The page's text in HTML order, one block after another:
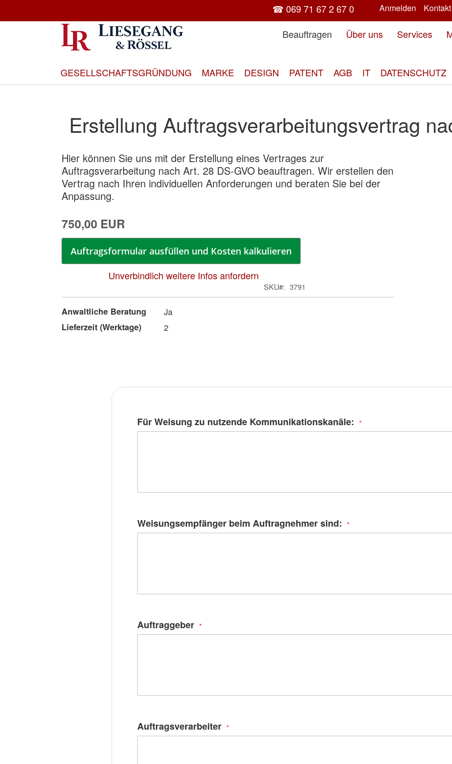
zum
Inhalt
Anmelden Kontakt
☎ 069 71 67 2 67 0
Beauftragen
Über uns Services
GESELLSCHAFTSGRÜNDUNG MARKE DESIGN PATENT AGB IT DATENSCHUTZ
Erstellung Auftragsverarbeitungsvertrag
Hier können Sie uns mit der Erstellung eines Vertrages zur
Auftragsverarbeitung nach Art. 28 DS-GVO beauftragen. Wir erstellen den
Vertrag nach Ihren individuellen Anforderungen und beraten Sie bei der
Anpassung.
750,00 EUR
Auftragsformular ausfüllen und Kosten kalkulieren
Unverbindlich weitere Infos anfordern
SKU 3791
Mehr
Informationen
Anwaltliche Beratung Ja
Lieferzeit (Werktage) 2
Für Weisung zu nutzende Kommunikationskanäle:
Weisungsempfänger beim Auftragnehmer sind:
Auftraggeber
Auftragsverarbeiter